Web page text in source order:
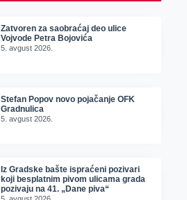
Zatvoren za saobraćaj deo ulice
Vojvode Petra Bojovića
5. avgust 2026.
Stefan Popov novo pojačanje OFK
Gradnulica
5. avgust 2026.
Iz Gradske bašte ispraćeni pozivari
koji besplatnim pivom ulicama grada
pozivaju na 41. „Dane piva“